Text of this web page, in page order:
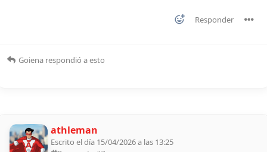
Responder
Goiena respondió a esto
athleman
Escrito el día 15/04/2026 a las 13:25